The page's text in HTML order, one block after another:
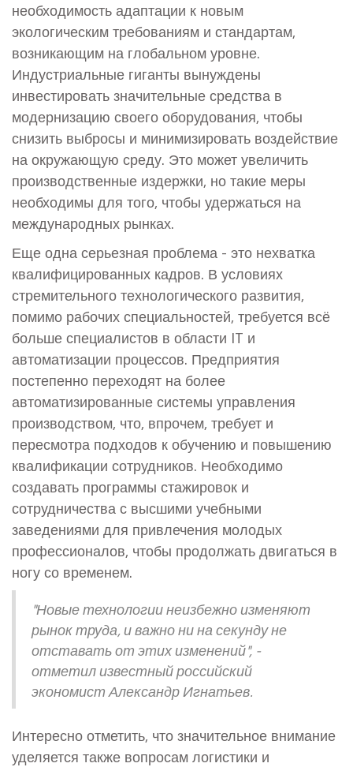
необходимость адаптации к новым
экологическим требованиям и стандартам,
возникающим на глобальном уровне.
Индустриальные гиганты вынуждены
инвестировать значительные средства в
модернизацию своего оборудования, чтобы
снизить выбросы и минимизировать воздействие
на окружающую среду. Это может увеличить
производственные издержки, но такие меры
необходимы для того, чтобы удержаться на
международных рынках.
Еще одна серьезная проблема - это нехватка
квалифицированных кадров. В условиях
стремительного технологического развития,
помимо рабочих специальностей, требуется всё
больше специалистов в области IT и
автоматизации процессов. Предприятия
постепенно переходят на более
автоматизированные системы управления
производством, что, впрочем, требует и
пересмотра подходов к обучению и повышению
квалификации сотрудников. Необходимо
создавать программы стажировок и
сотрудничества с высшими учебными
заведениями для привлечения молодых
профессионалов, чтобы продолжать двигаться в
ногу со временем.
"Новые технологии неизбежно изменяют
рынок труда, и важно ни на секунду не
отставать от этих изменений", -
отметил известный российский
экономист Александр Игнатьев.
Интересно отметить, что значительное внимание
уделяется также вопросам логистики и